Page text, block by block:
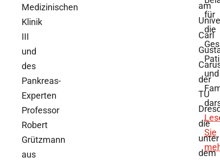
Medizinischen
Klinik
III
und
des
Pankreas-
Experten
Professor
Robert
Grützmann
aus
am
Carl
der
TU
die
unter
dem
für
die
und
Sie